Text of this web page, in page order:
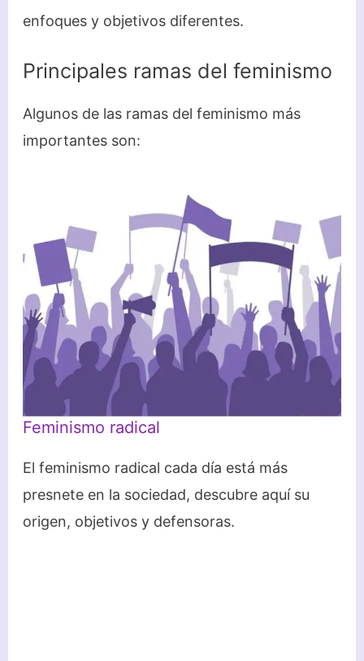
enfoques y objetivos diferentes.
Principales ramas del feminismo
Algunos de las ramas del feminismo más
importantes son:
Feminismo radical
El feminismo radical cada día está más
presnete en la sociedad, descubre aquí su
origen, objetivos y defensoras.